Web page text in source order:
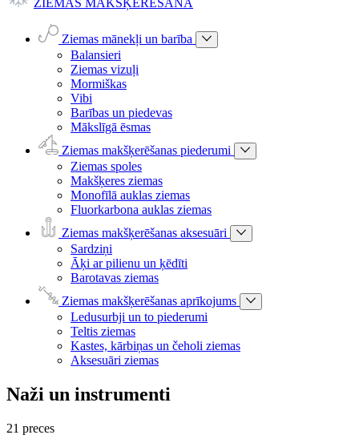
ZIEMAS MAKŠĶERĒŠANA
Ziemas mānekļi un barība
Balansieri
Ziemas vizuļi
Mormiškas
Vibi
Barības un piedevas
Mākslīgā ēsmas
Ziemas makšķerēšanas piederumi
Ziemas spoles
Makšķeres ziemas
Monofīlā auklas ziemas
Fluorkarbona auklas ziemas
Ziemas makšķerēšanas aksesuāri
Sardziņi
Āķi ar pilienu un ķēdīti
Barotavas ziemas
Ziemas makšķerēšanas aprīkojums
Ledusurbji un to piederumi
Teltis ziemas
Kastes, kārbiņas un čeholi ziemas
Aksesuāri ziemas
Naži un instrumenti
21 preces